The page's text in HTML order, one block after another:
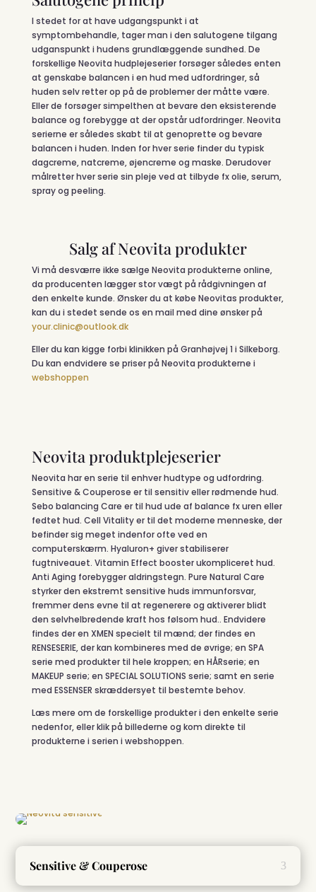
I stedet for at have udgangspunkt i at
symptombehandle, tager man i den salutogene tilgang
udganspunkt i hudens grundlæggende sundhed. De
forskellige Neovita hudplejeserier forsøger således enten
at genskabe balancen i en hud med udfordringer, så
huden selv retter op på de problemer der måtte være.
Eller de forsøger simpelthen at bevare den eksisterende
balance og forebygge at der opstår udfordringer. Neovita
serierne er således skabt til at genoprette og bevare
balancen i huden. Inden for hver serie finder du typisk
dagcreme, natcreme, øjencreme og maske. Derudover
målretter hver serie sin pleje ved at tilbyde fx olie, serum,
spray og peeling.
Salg af Neovita produkter
Vi må desværre ikke sælge Neovita produkterne online,
da producenten lægger stor vægt på rådgivningen af
den enkelte kunde. Ønsker du at købe Neovitas produkter,
kan du i stedet sende os en mail med dine ønskerpå
your.clinic@outlook.dk
Eller du kan kigge forbi klinikken på Granhøjvej 1 i Silkeborg.
Du kan endvidere se priser på Neovita produkterne i
webshoppen
Neovita produktplejeserier
Neovita har en serie til enhver hudtype og udfordring.
Sensitive & Couperose er til sensitiv eller rødmende hud.
Sebo balancing Care er til hud ude af balance fx uren eller
fedtet hud. Cell Vitality er til det moderne menneske, der
befinder sig meget indenfor ofte ved en
computerskærm. Hyaluron+ giver stabiliserer
fugtniveauet. Vitamin Effect booster ukompliceret hud.
Anti Aging forebygger aldringstegn. Pure Natural Care
styrker den ekstremt sensitive huds immunforsvar,
fremmer dens evne til at regenerere og aktiverer blidt
den selvhelbredende kraft hos følsom hud.. Endvidere
findes der en XMEN specielt til mænd; der findes en
RENSESERIE, der kan kombineres med de øvrige; en SPA
serie med produkter til hele kroppen; en HÅRserie; en
MAKEUP serie; en SPECIAL SOLUTIONS serie; samt en serie
med ESSENSER skræddersyet til bestemte behov.
Læs mere om de forskellige produkter i den enkelte serie
nedenfor, eller klik på billederne og kom direkte til
produkterne i serien i webshoppen.
Sensitive & Couperose